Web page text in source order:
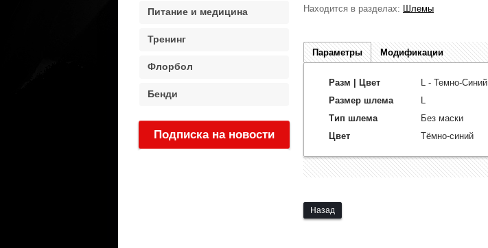
Находится в разделах: Шлемы
Параметры Модификации
Разм | Цвет
L - Темно-Синий
Размер шлема
L
Тип шлема
Без маски
Цвет
Тёмно-синий
Назад
Питание и медицина
Тренинг
Флорбол
Бенди
Подписка на новости